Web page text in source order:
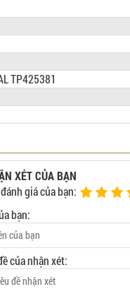
TP425381
XÉT CỦA BẠN
giá của bạn:
bạn:
của nhận xét: